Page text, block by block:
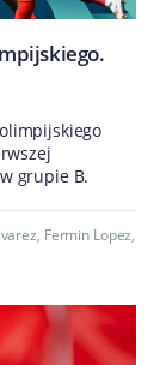
grupie B.
, Fermin Lopez,